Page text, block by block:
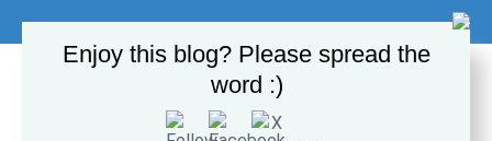
Enjoy this blog? Please spread the
word :)